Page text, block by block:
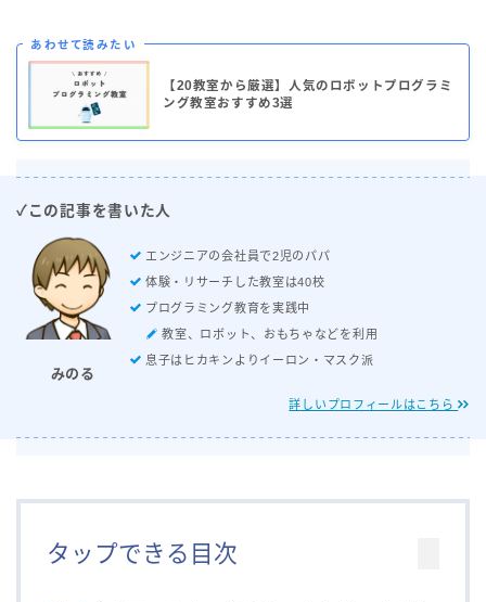
あわせて読みたい
【20教室から厳選】人気のロボットプログラミ
ング教室おすすめ3選
✓この記事を書いた人
みのる
エンジニアの会社員で2児のパパ
体験・リサーチした教室は40校
プログラミング教育を実践中
教室、ロボット、おもちゃなどを利用
息子はヒカキンよりイーロン・マスク派
詳しいプロフィールはこちら
タップできる目次